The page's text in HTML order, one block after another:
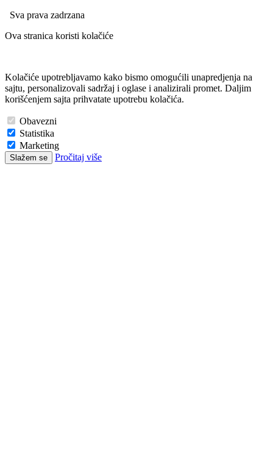
Sva prava zadrzana
Ova stranica koristi kolačiće
Kolačiće upotrebljavamo kako bismo omogućili unapredjenja na
sajtu, personalizovali sadržaj i oglase i analizirali promet. Daljim
korišćenjem sajta prihvatate upotrebu kolačića.
Obavezni
Statistika
Marketing
Slažem se Pročitaj više